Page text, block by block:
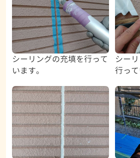
シーリングの充填を行って
います。
シー
行って